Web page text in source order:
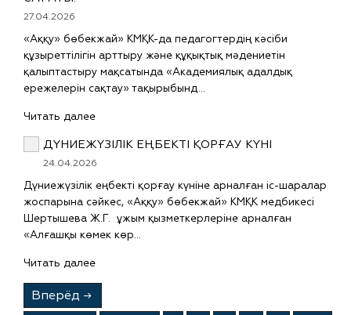
27.04.2026
«Аққу» бөбекжай» КМҚК-да педагогтердің кәсіби
құзыреттілігін арттыру және құқықтық мәдениетін
қалыптастыру мақсатында «Академиялық адалдық
ережелерін сақтау» тақырыбынд…
Читать далее
ДҮНИЕЖҮЗІЛІК ЕҢБЕКТІ ҚОРҒАУ КҮНІ
24.04.2026
Дүниежүзілік еңбекті қорғау күніне арналған іс-шаралар
жоспарына сәйкес, «Аққу» бөбекжай» КМҚК медбикесі
Шертышева Ж.Г. ұжым қызметкерлеріне арналған
«Алғашқы көмек көр…
Читать далее
Вперёд →